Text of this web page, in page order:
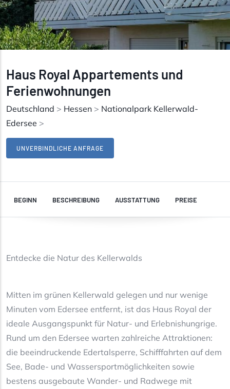
Haus Royal Appartements und
Ferienwohnungen
Deutschland > Hessen > Nationalpark Kellerwald-
Edersee >
UNVERBINDLICHE ANFRAGE
BEGINN BESCHREIBUNG AUSSTATTUNG PREISE
Entdecke die Natur des Kellerwalds
Mitten im grünen Kellerwald gelegen und nur wenige
Minuten vom Edersee entfernt, ist das Haus Royal der
ideale Ausgangspunkt für Natur- und Erlebnishungrige.
Rund um den Edersee warten zahlreiche Attraktionen:
die beeindruckende Edertalsperre, Schifffahrten auf dem
See, Bade- und Wassersportmöglichkeiten sowie
bestens ausgebaute Wander- und Radwege mit